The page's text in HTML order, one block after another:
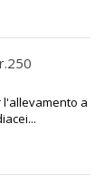
l'allevamento a